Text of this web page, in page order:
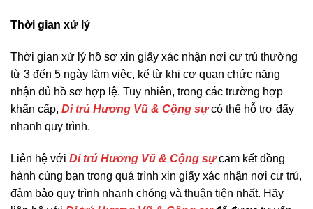
Thời gian xử lý
Thời gian xử lý hồ sơ xin giấy xác nhận nơi cư trú thường
từ 3 đến 5 ngày làm việc, kể từ khi cơ quan chức năng
nhận đủ hồ sơ hợp lệ. Tuy nhiên, trong các trường hợp
khẩn cấp, Di trú Hương Vũ & Cộng sự có thể hỗ trợ đẩy
nhanh quy trình.
Liên hệ với Di trú Hương Vũ & Cộng sựcam kết đồng
hành cùng bạn trong quá trình xin giấy xác nhận nơi cư trú,
đảm bảo quy trình nhanh chóng và thuận tiện nhất. Hãy